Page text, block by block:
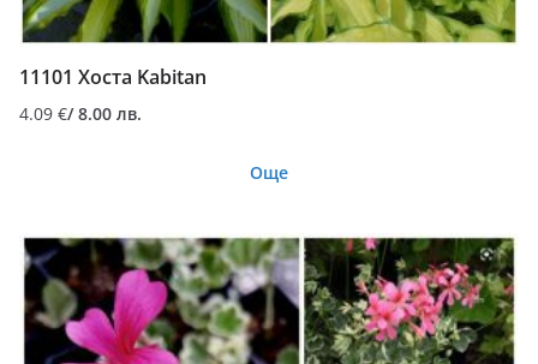
11101 Хоста Kabitan
4.09 €/ 8.00 лв.
Още